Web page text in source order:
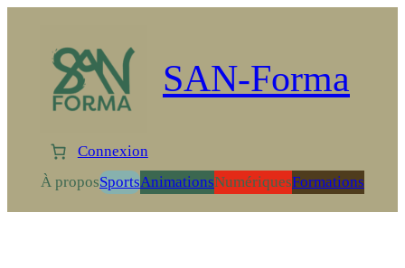
contenu
SAN-Forma
Connexion
À proposSportsAnimationsNumériquesFormations